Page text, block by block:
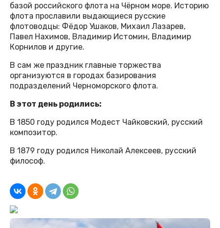
базой российского флота на Чёрном море. Историю
флота прославили выдающиеся русские
флотоводцы: Фёдор Ушаков, Михаил Лазарев,
Павел Нахимов, Владимир Истомин, Владимир
Корнилов и другие.
В сам же праздник главные торжества
организуются в городах базирования
подразделений Черноморского флота.
В этот день родились:
В 1850 году родился Модест Чайковский, русский
композитор.
В 1879 году родился Николай Алексеев, русский
философ.